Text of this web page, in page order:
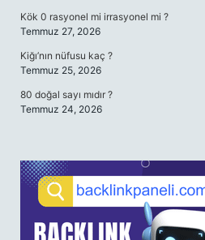
Kök 0 rasyonel mi irrasyonel mi ?
Temmuz 27, 2026
Kiğı’nın nüfusu kaç ?
Temmuz 25, 2026
80 doğal sayı mıdır ?
Temmuz 24, 2026